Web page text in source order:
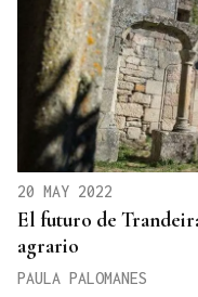
20 MAY 2022
El futuro de
agrario
PAULA PALOMANES